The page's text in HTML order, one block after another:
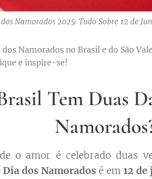
Namorados 2025: Tudo Sobre 12 de
Namorados no Brasil e do São
e inspire-se!
Tem Duas
o amor é celebrado duas
Dia dos Namorados é em 12 de